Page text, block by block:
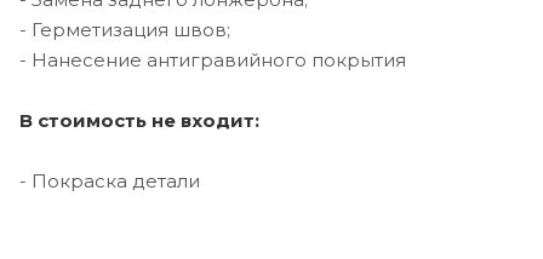
- Герметизация швов;
- Нанесение антигравийного покрытия
В стоимость не входит:
- Покраска детали